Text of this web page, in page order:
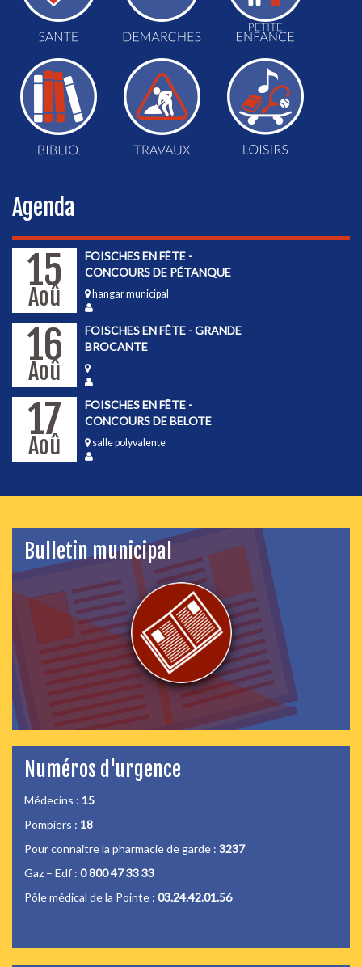
Agenda
15
Aoû
FOISCHES EN FÊTE -
CONCOURS DE PÉTANQUE
hangar municipal
16
Aoû
FOISCHES EN FÊTE - GRANDE
BROCANTE
17
Aoû
FOISCHES EN FÊTE -
CONCOURS DE BELOTE
salle polyvalente
Bulletin municipal
Numéros d'urgence
Médecins : 15
Pompiers : 18
Pour connaitre la pharmacie de garde : 3237
Gaz – Edf : 0 800 47 33 33
Pôle médical de la Pointe : 03.24.42.01.56